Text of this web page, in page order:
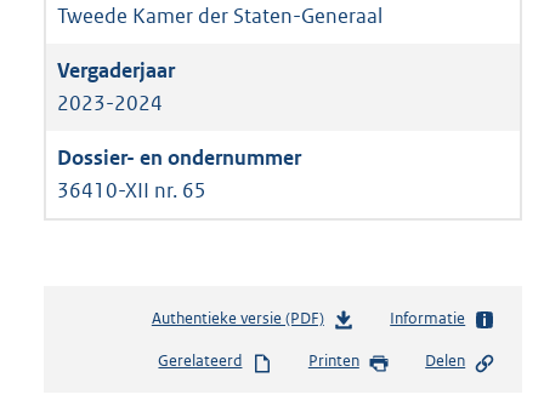
Tweede Kamer der Staten-Generaal
2023-2024
36410-XII nr. 65
Authentieke versie (PDF)b
s
Informatie
Gerelateerd Printen Delen